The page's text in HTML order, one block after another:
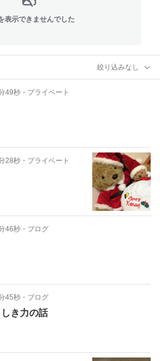
表示できませんでした
絞り込みなし
49秒 ・ プライベート
28秒 ・ プライベート
46秒 ・ ブログ
45秒 ・ ブログ
き力の話